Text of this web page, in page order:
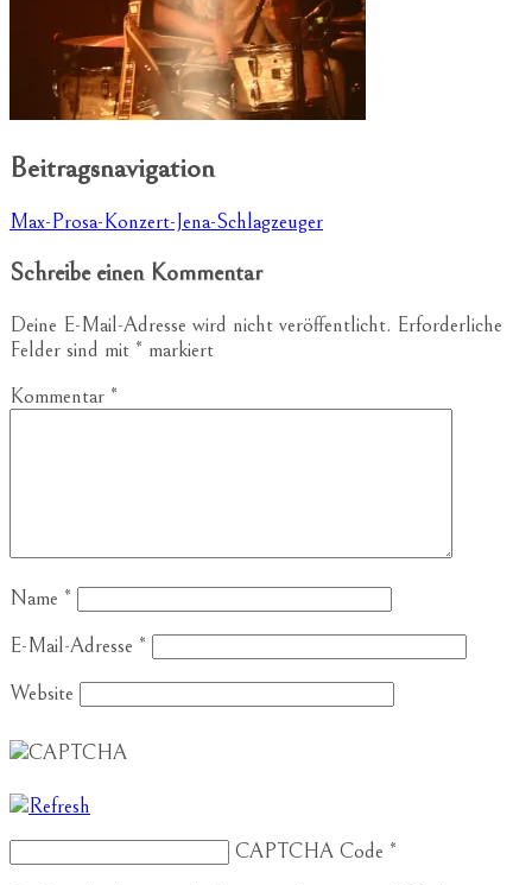
Beitragsnavigation
Max-Prosa-Konzert-Jena-Schlagzeuger
Schreibe einen Kommentar
Deine E-Mail-Adresse wird nicht veröffentlicht. Erforderliche
Felder sind mit * markiert
Kommentar *
Name *
E-Mail-Adresse *
Website
CAPTCHA Code *